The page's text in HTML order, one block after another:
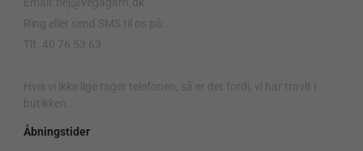
Ring eller send SMS til os på:
Tlf. 40 76 53 63
Hvis vi ikke lige tager telefonen, så er det fordi, vi har travlt i
butikken.
Åbningstider